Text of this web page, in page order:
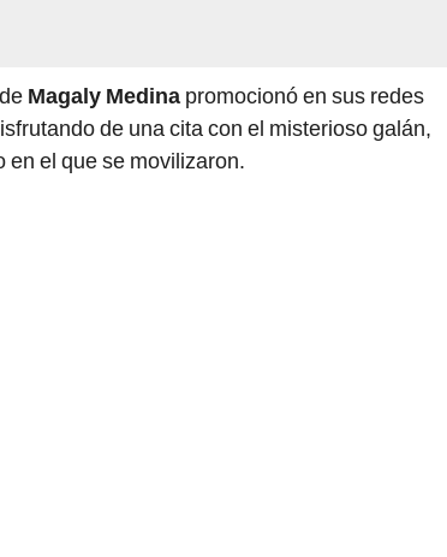
Magaly Medina promocionó en sus redes
de una cita con el misterioso galán,
en el que se movilizaron.